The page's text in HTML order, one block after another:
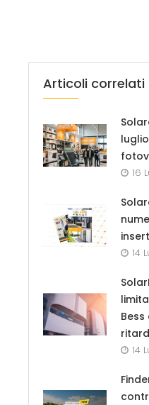
Articoli correlati
16
14
14